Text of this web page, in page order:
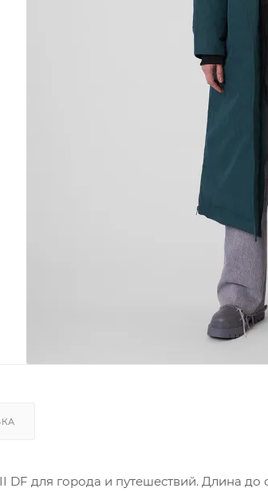
DF для города и путешествий. Длина